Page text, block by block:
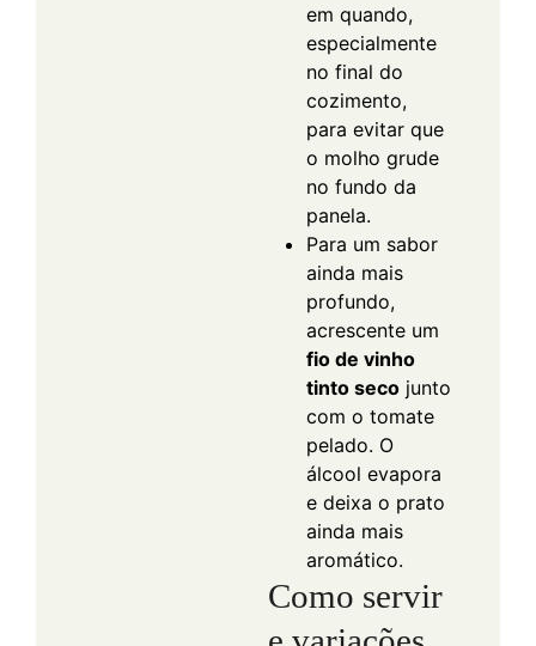
em quando,
especialmente
no final do
cozimento,
para evitar que
o molho grude
no fundo da
panela.
Para um sabor
ainda mais
profundo,
acrescente um
fio de vinho
tinto seco junto
com o tomate
pelado. O
álcool evapora
e deixa o prato
ainda mais
aromático.
Como servir